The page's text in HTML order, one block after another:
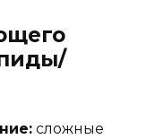
сложные